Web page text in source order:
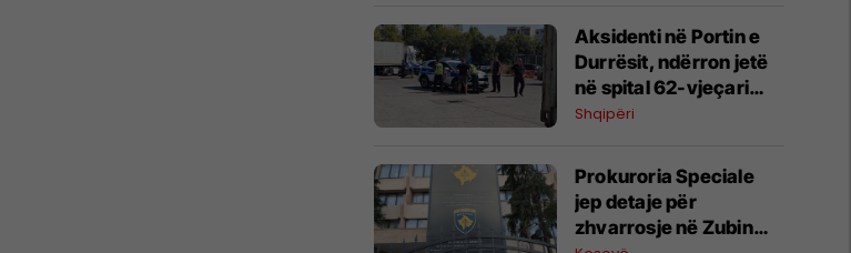
Show" të Jimmy Fallon
Aksidenti në Portin e
Durrësit, ndërron jetë
në spital 62-vjeçari
nga Kosova
Shqipëri
Prokuroria Speciale
jep detaje për
zhvarrosje në Zubin